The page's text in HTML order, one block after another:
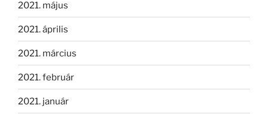
2021. május
2021. április
2021. március
2021. február
2021. január